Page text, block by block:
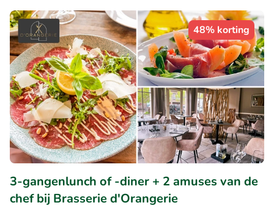
48% korting
3-gangenlunch of -diner + 2 amuses van de
chef bij Brasserie d'Orangerie